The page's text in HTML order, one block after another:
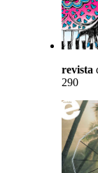
revista
290